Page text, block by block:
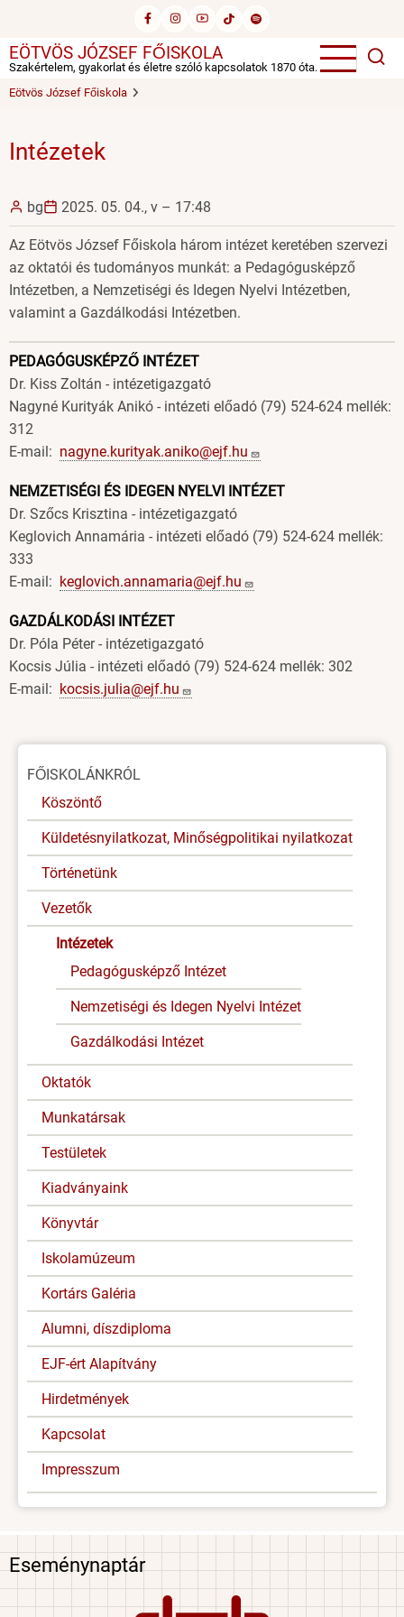
tartalomra
EÖTVÖS JÓZSEF FŐISKOLA
Szakértelem, gyakorlat és életre szóló kapcsolatok 1870 óta.
Eötvös József Főiskola
Intézetek
bg 2025. 05. 04., v – 17:48
Az Eötvös József Főiskola három intézet keretében szervezi
az oktatói és tudományos munkát: a Pedagógusképző
Intézetben, a Nemzetiségi és Idegen Nyelvi Intézetben,
valamint a Gazdálkodási Intézetben.
PEDAGÓGUSKÉPZŐ INTÉZET
Dr. Kiss Zoltán - intézetigazgató
Nagyné Kurityák Anikó - intézeti előadó (79) 524-624 mellék:
312
E-mail: nagyne.kurityak.aniko@ejf.hu
NEMZETISÉGI ÉS IDEGEN NYELVI INTÉZET
Dr. Szőcs Krisztina - intézetigazgató
Keglovich Annamária - intézeti előadó (79) 524-624 mellék:
333
E-mail: keglovich.annamaria@ejf.hu
GAZDÁLKODÁSI INTÉZET
Dr. Póla Péter - intézetigazgató
Kocsis Júlia - intézeti előadó (79) 524-624 mellék: 302
E-mail: kocsis.julia@ejf.hu
Oldal
FŐISKOLÁNKRÓL
Köszöntő
Küldetésnyilatkozat, Minőségpolitikai nyilatkozat
Történetünk
Vezetők
Intézetek
Pedagógusképző Intézet
Nemzetiségi és Idegen Nyelvi Intézet
Gazdálkodási Intézet
Oktatók
Munkatársak
Testületek
Kiadványaink
Könyvtár
Iskolamúzeum
Kortárs Galéria
Alumni, díszdiploma
EJF-ért Alapítvány
Hirdetmények
Kapcsolat
Impresszum
Eseménynaptár
Image